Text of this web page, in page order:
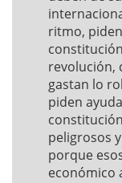
ritmo,
revolución,
gastan lo
piden
peligrosos
porque
económico